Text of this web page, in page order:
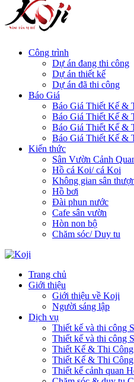
Công trình
Dự án đang thi công
Dự án thiết kế
Dự án đã thi công
Báo Giá
Báo Giá Thiết Kế &
Báo Giá Thiết Kế &
Báo Giá Thiết Kế &
Báo Giá Thiết Kế &
Kiến thức
Sân Vườn Cảnh
Hồ cá Koi/ cá Koi
Không gian sân
Hồ bơi
Đài phun nước
Cafe sân vườn
Hòn non bộ
Chăm sóc/ Duy tu
Trang chủ
Giới thiệu
Giới thiệu về Koji
Người sáng lập
Dịch vụ
Thiết kế và thi công
Thiết kế và thi công
Thiết Kế & Thi
Thiết Kế & Thi
Thiết kế cảnh quan